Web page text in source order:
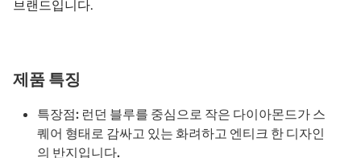
브랜드입니다.
제품 특징
특장점: 런던 블루를 중심으로 작은 다이아몬드가 스
퀘어 형태로 감싸고 있는 화려하고 엔티크 한 디자인
의 반지입니다.